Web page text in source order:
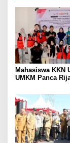
Mahasiswa KKN
UMKM Panca
Antusias Ikuti